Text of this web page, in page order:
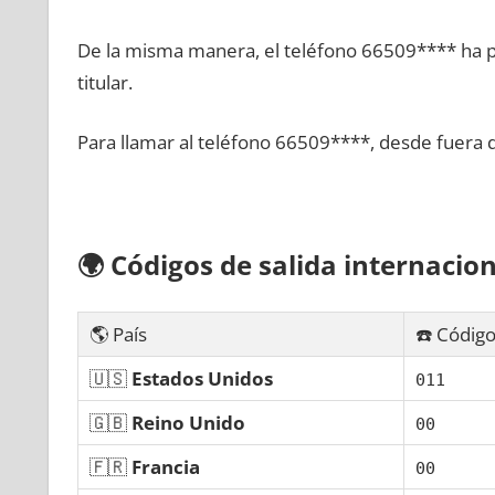
De la misma manera, el teléfono 66509**** ha
titular.
Para llamar al teléfono 66509****, desde fuera
🌍 Códigos dе salida
🌎 País
☎️
🇺🇸 Estados Unidos 011
🇬🇧 Reino Unido 00
🇫🇷 Francia 00